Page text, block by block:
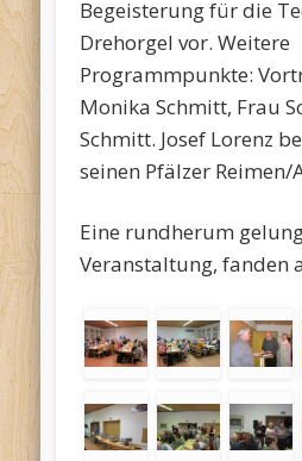
Begeisterung für die
Drehorgel vor. Weitere
Programmpunkte:
Monika Schmitt, Frau
Schmitt. Josef Lorenz
seinen Pfälzer Reimen/
Eine rundherum
Veranstaltung, fanden